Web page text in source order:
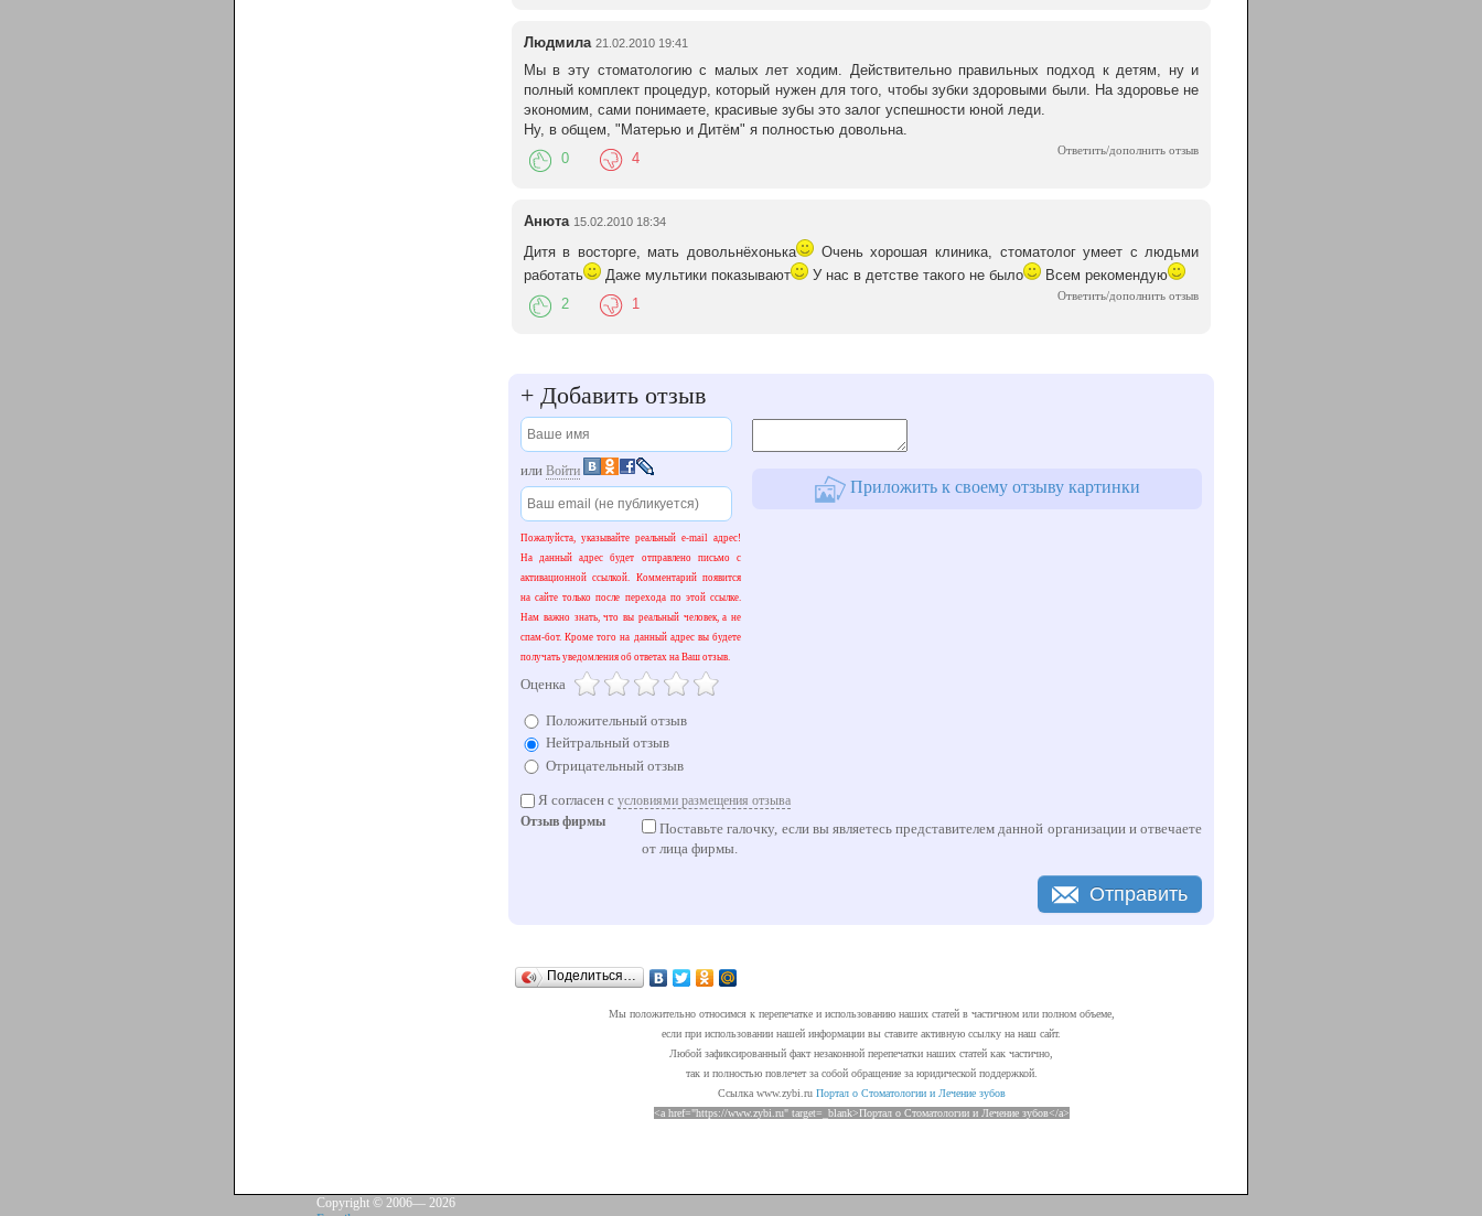
Людмила 21.02.2010 19:41
Мы в эту стоматологию с малых лет ходим. Действительно правильных подход к детям, ну и
полный комплект процедур, который нужен для того, чтобы зубки здоровыми были. На здоровье не
экономим, сами понимаете, красивые зубы это залог успешности юной леди.
Ну, в общем, "Матерью и Дитём" я полностью довольна.
Ответить/дополнить отзыв
0 4
Анюта 15.02.2010 18:34
Дитя в восторге, мать довольнёхонька
Очень хорошая клиника, стоматолог умеет с людьми
работать
Даже мультики показывают У нас в детстве такого не было Всем рекомендую
Ответить/дополнить отзыв
2 1
+ Добавить отзыв
или Войти
Пожалуйста, указывайте реальный e-mail адрес!
На данный адрес будет отправлено письмо с
активационной ссылкой. Комментарий появится
на сайте только после перехода по этой ссылке.
Нам важно знать, что вы реальный человек, а не
спам-бот. Кроме того на данный адрес вы будете
получать уведомления об ответах на Ваш отзыв.
Оценка
Положительный отзыв
Нейтральный отзыв
Отрицательный отзыв
Приложить к своему отзыву картинки
Я согласен с условиями размещения отзыва
Отзыв фирмы
Поставьте галочку, если вы являетесь представителем данной организации и отвечаете
от лица фирмы.
Отправить
Поделиться…
Мы положительно относимся к перепечатке и использованию наших статей в частичном или полном объеме,
если при использовании нашей информации вы ставите активную ссылку на наш сайт.
Любой зафиксированный факт незаконной перепечатки наших статей как частично,
так и полностью повлечет за собой обращение за юридической поддержкой.
Cсылка www.zybi.ru Портал о Стоматологии и Лечение зубов
<a href="https://www.zybi.ru" target=_blank>Портал о Стоматологии и Лечение зубов</a>
Copyright © 2006— 2026